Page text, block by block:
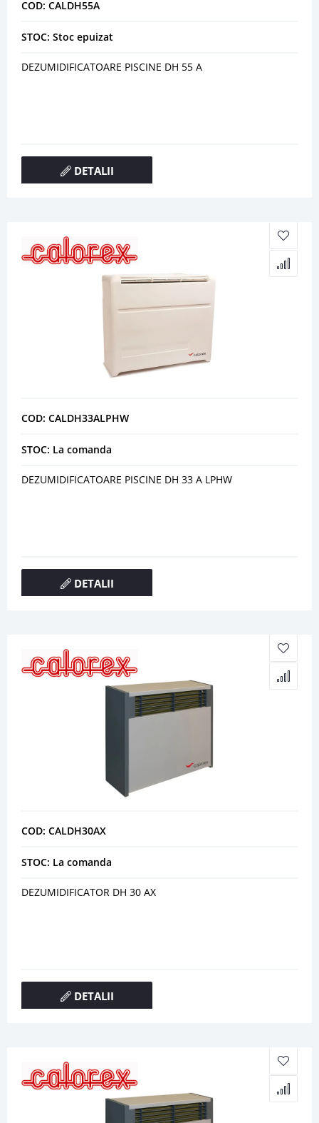
COD: CALDH55A
STOC: Stoc epuizat
DEZUMIDIFICATOARE PISCINE DH 55 A
DETALII
COD: CALDH33ALPHW
STOC: La comanda
DEZUMIDIFICATOARE PISCINE DH 33 A LPHW
DETALII
COD: CALDH30AX
STOC: La comanda
DEZUMIDIFICATOR DH 30 AX
DETALII